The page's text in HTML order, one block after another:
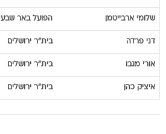
שלומי ארבייטמן הפועל באר שבע
דני פרדה בית"ר ירושלים
אורי מגבו בית"ר ירושלים
איציק כהן בית"ר ירושלים